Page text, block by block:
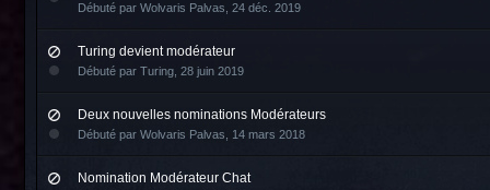
Débuté par Wolvaris Palvas 24 déc. 2019
Turing devient modérateur
Débuté par Turing 28 juin 2019
Deux nouvelles nominations Modérateurs
Débuté par Wolvaris Palvas 14 mars 2018
Nomination Modérateur Chat